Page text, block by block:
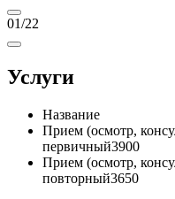
01/22
Услуги
Название
Прием (осмотр,
первичный3900
Прием (осмотр,
повторный3650